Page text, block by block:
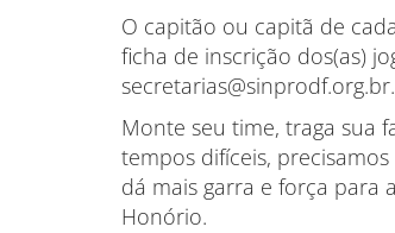
O capitão ou capitã de
ficha de inscrição dos(as)
secretarias@sinprodf.org.br.
Monte seu time, traga sua
tempos difíceis,
dá mais garra e força para
Honório.